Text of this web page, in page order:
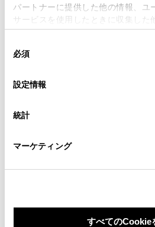
パートナーに提供した他の情報、ユ
サービスを使用したときに収集した
使用することがあります。当ウェブ
デバイスにすべてのCookie(クッキ
意したことになります。Cookie(ク
設定の変更、同意を撤回したりす
「Cookie（クッキー）情報の取り扱
必須
設定情報
統計
マーケティング
すべてのCookie
近畿
滋賀県
京都府